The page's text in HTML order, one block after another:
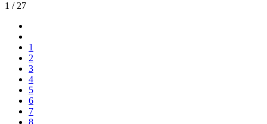
1 / 27
1
2
3
4
5
6
7
8